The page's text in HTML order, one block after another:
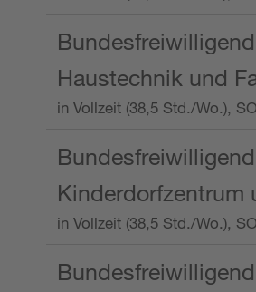
Haustechnik und
in Vollzeit (38,5 Std./Wo.),
Kinderdorfzentrum
in Vollzeit (38,5 Std./Wo.),